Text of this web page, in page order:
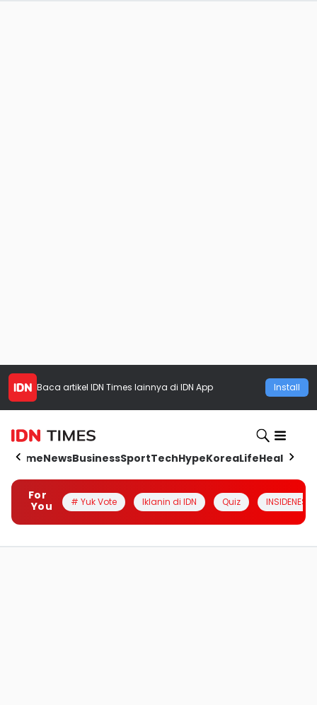
Baca artikel IDN Times lainnya di IDN App Install
HomeNewsBusinessSportTechHypeKoreaLifeHealth
For
You
# Yuk Vote Iklanin di IDN Quiz INSIDENESIA